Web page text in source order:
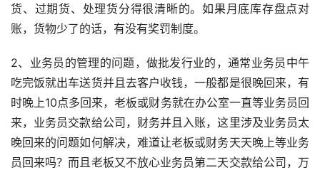
货、过期货、处理货分得很清晰的。如果月底库存盘点对
账，货物少了的话，有没有奖罚制度。
2、业务员的管理的问题，做批发行业的，通常业务员中午
吃完饭就出车送货并且去客户收钱，一般都是很晚回来，有
时晚上10点多回来，老板或财务就在办公室一直等业务员回
来，业务员交款给公司，财务并且入账，这里涉及业务员太
晚回来的问题如何解决，难道让老板或财务天天晚上等业务
员回来吗？而且老板又不放心业务员第二天交款给公司，万